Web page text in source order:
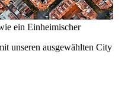
ein Einheimischer
unseren ausgewählten City